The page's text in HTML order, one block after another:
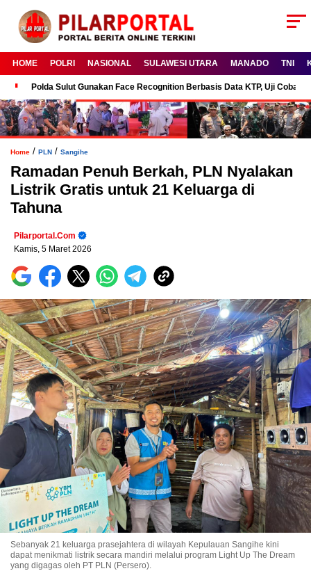
HOME POLRI NASIONAL SULAWESI UTARA MANADO TNI
Polda Sulut Gunakan Face Recognition Berbasis Data KTP, Uji Coba
Home / PLN / Sangihe
Ramadan Penuh Berkah, PLN Nyalakan
Listrik Gratis untuk 21 Keluarga di
Tahuna
Pilarportal.com
Kamis, 5 Maret 2026
Sebanyak 21 keluarga prasejahtera di wilayah Kepulauan Sangihe kini
dapat menikmati listrik secara mandiri melalui program Light Up The Dream
yang digagas oleh PT PLN (Persero).